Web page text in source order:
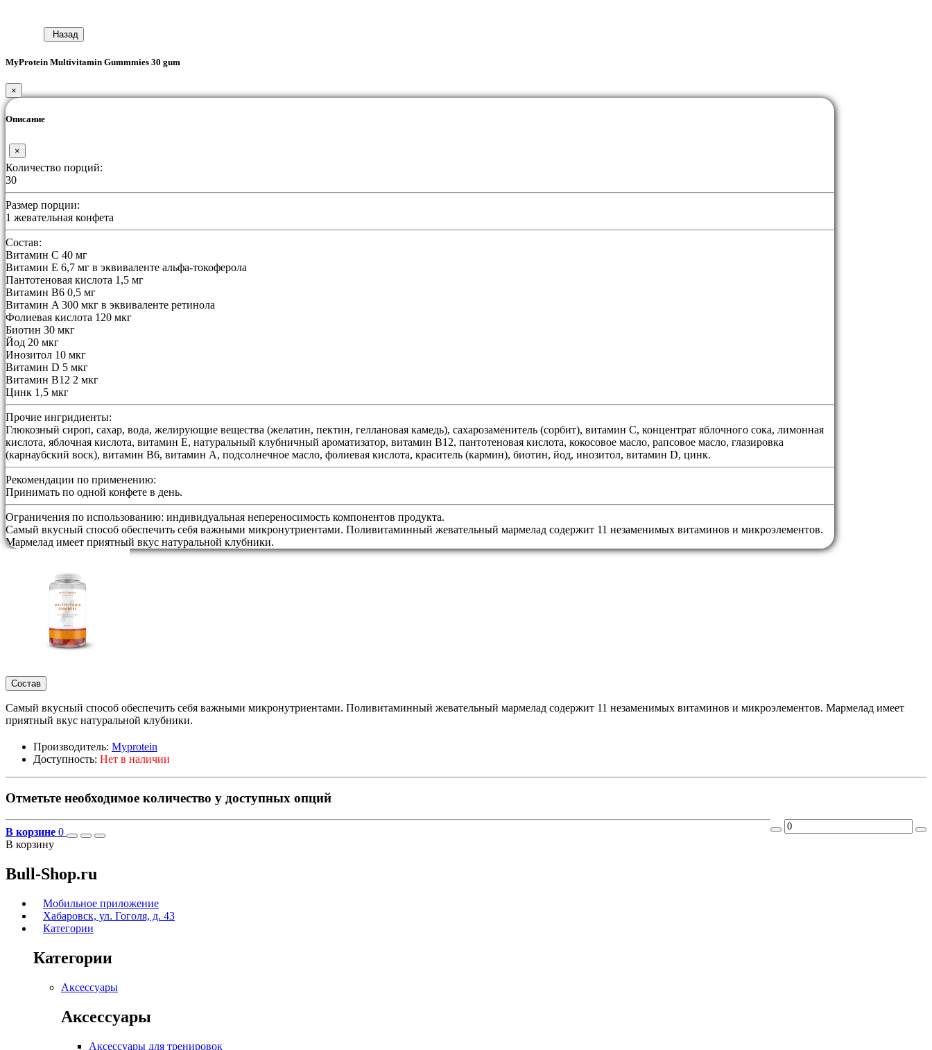
Назад
MyProtein Multivitamin Gummmies 30 gum
×
Описание
×
Количество порций:
30
Размер порции:
1 жевательная конфета
Состав:
Витамин C 40 мг
Витамин E 6,7 мг в эквиваленте альфа-токоферола
Пантотеновая кислота 1,5 мг
Витамин B6 0,5 мг
Витамин A 300 мкг в эквиваленте ретинола
Фолиевая кислота 120 мкг
Биотин 30 мкг
Йод 20 мкг
Инозитол 10 мкг
Витамин D 5 мкг
Витамин B12 2 мкг
Цинк 1,5 мкг
Прочие ингридиенты:
Глюкозный сироп, сахар, вода, желирующие вещества (желатин, пектин, геллановая камедь), сахарозаменитель (сорбит), витамин C, концентрат яблочного сока, лимонная
кислота, яблочная кислота, витамин E, натуральный клубничный ароматизатор, витамин B12, пантотеновая кислота, кокосовое масло, рапсовое масло, глазировка
(карнаубский воск), витамин B6, витамин A, подсолнечное масло, фолиевая кислота, краситель (кармин), биотин, йод, инозитол, витамин D, цинк.
Рекомендации по применению:
Принимать по одной конфете в день.
Ограничения по использованию: индивидуальная непереносимость компонентов продукта.
Самый вкусный способ обеспечить себя важными микронутриентами. Поливитаминный жевательный мармелад содержит 11 незаменимых витаминов и микроэлементов.
Мармелад имеет приятный вкус натуральной клубники.
Состав
Самый вкусный способ обеспечить себя важными микронутриентами. Поливитаминный жевательный мармелад содержит 11 незаменимых витаминов и микроэлементов. Мармелад имеет
приятный вкус натуральной клубники.
Производитель: Myprotein
Доступность: Нет в наличии
Отметьте необходимое количество у доступных опций
В корзине 0
В корзину
Bull-Shop.ru
Мобильное приложение
Хабаровск, ул. Гоголя, д. 43
Категории
Категории
Аксессуары
Аксессуары
Аксессуары для тренировок